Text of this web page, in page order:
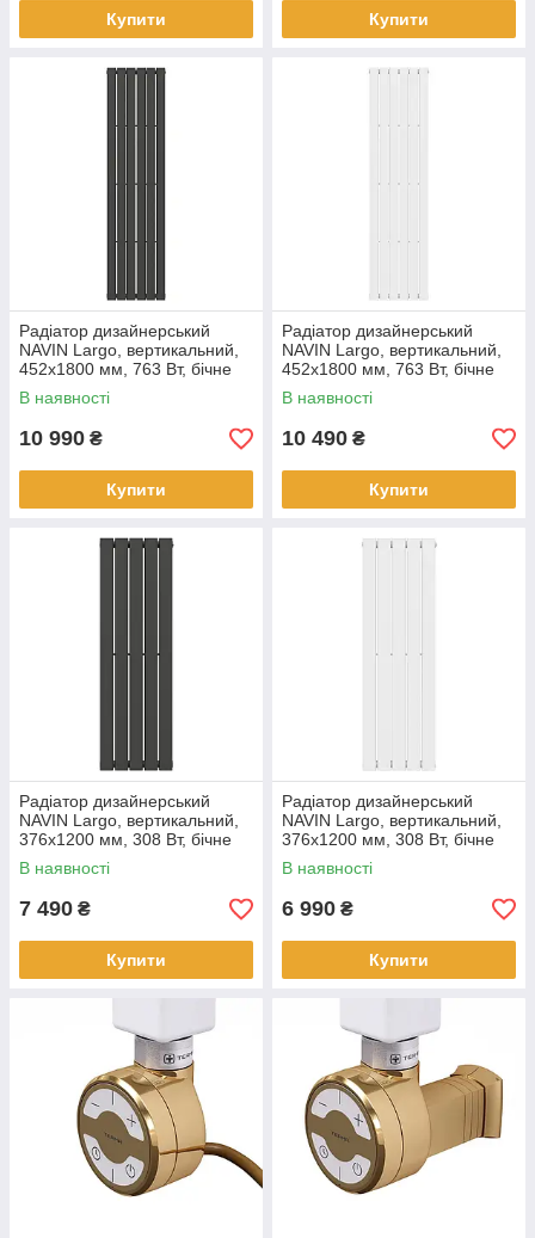
Купити Купити
Радіатор дизайнерський
NAVIN Largo, вертикальний,
452x1800 мм, 763 Вт, бічне
підключення, чорний муар
В наявності
10 990 ₴
Купити
Радіатор дизайнерський
NAVIN Largo, вертикальний,
452x1800 мм, 763 Вт, бічне
підключення, білий
В наявності
10 490 ₴
Купити
Радіатор дизайнерський
NAVIN Largo, вертикальний,
376x1200 мм, 308 Вт, бічне
підключення, чорний муар
В наявності
7 490 ₴
Купити
Радіатор дизайнерський
NAVIN Largo, вертикальний,
376x1200 мм, 308 Вт, бічне
підключення, білий
В наявності
6 990 ₴
Купити